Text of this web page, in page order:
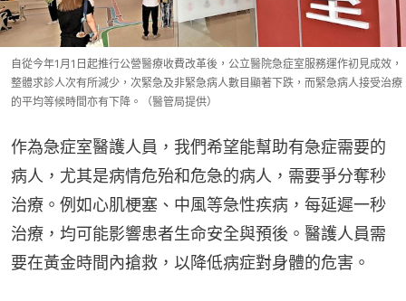
自從今年1月1日起推行公營醫療收費改革後，公立醫院急症室服務運作初見成效，
整體求診人次有所減少，次緊急及非緊急病人數目顯著下跌，而緊急病人接受治療
的平均等候時間亦有下降。（醫管局提供）
作為急症室醫護人員，我們希望能幫助有急症需要的
病人，尤其是病情危殆和危急的病人，需要爭分奪秒
治療。例如心肌梗塞、中風等急性疾病，每延遲一秒
治療，均可能影響患者生命安全與預後。醫護人員需
要在黃金時間內搶救，以降低病症對身體的危害。